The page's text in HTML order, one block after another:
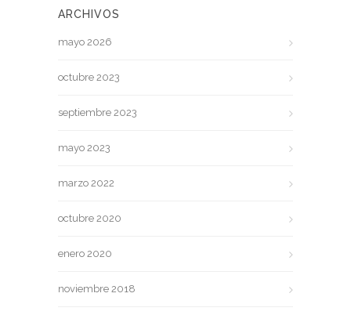
ARCHIVOS
mayo 2026
octubre 2023
septiembre 2023
mayo 2023
marzo 2022
octubre 2020
enero 2020
noviembre 2018